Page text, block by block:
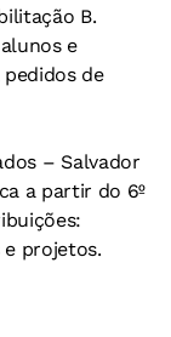
B.
e
de
– Salvador
a partir do 6º
projetos.